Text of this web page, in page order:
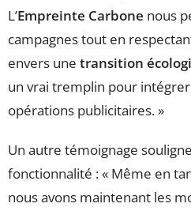
L’Empreinte Carbone nous
campagnes tout en
envers une transition
un vrai tremplin pour
opérations publicitaires. »
Un autre témoignage
fonctionnalité : « Même en
nous avons maintenant les